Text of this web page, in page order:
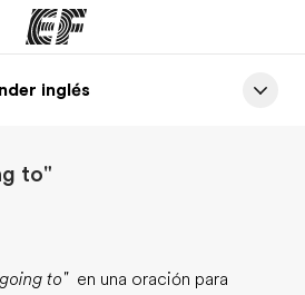
inglés
to"
to"en una oración para